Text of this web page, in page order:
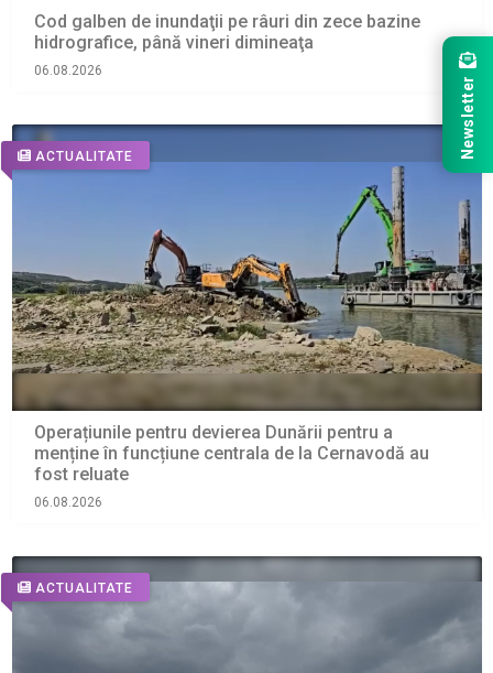
Cod galben de inundaţii pe râuri din zece bazine
hidrografice, până vineri dimineaţa
06.08.2026
ACTUALITATE
Operațiunile pentru devierea Dunării pentru a
menține în funcțiune centrala de la Cernavodă au
fost reluate
06.08.2026
ACTUALITATE
Newsletter